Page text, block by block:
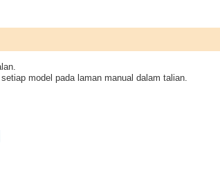
model pada laman manual dalam talian.